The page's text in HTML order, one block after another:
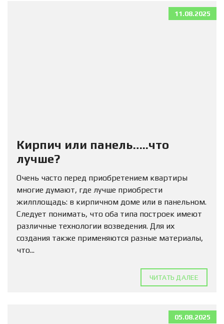
11.08.2025
Кирпич или панель…..что
лучше?
Очень часто перед приобретением квартиры
многие думают, где лучше приобрести
жилплощадь: в кирпичном доме или в панельном.
Следует понимать, что оба типа построек имеют
различные технологии возведения. Для их
создания также применяются разные материалы,
что...
ЧИТАТЬ ДАЛЕЕ
05.08.2025